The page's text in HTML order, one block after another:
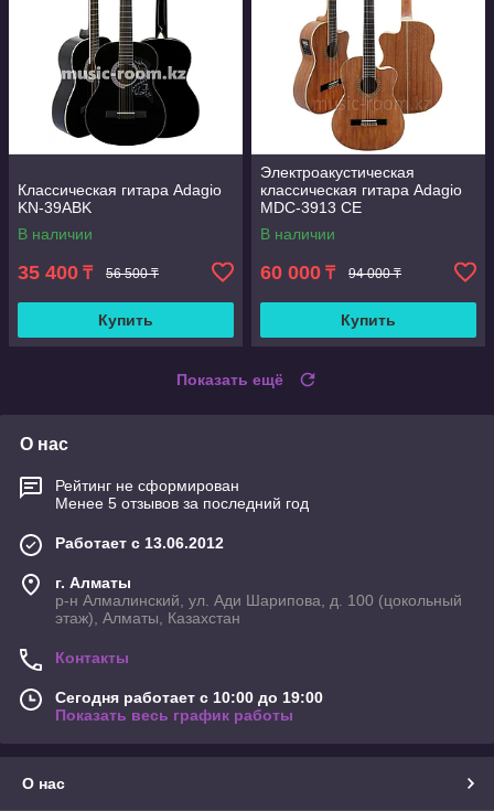
Классическая гитара Adagio
KN-39ABK
В наличии
35 400 ₸ 56 500 ₸
Купить
Электроакустическая
классическая гитара Adagio
MDC-3913 CЕ
В наличии
60 000 ₸ 94 000 ₸
Купить
Показать ещё
О нас
Рейтинг не сформирован
Менее 5 отзывов за последний год
Работает с 13.06.2012
г. Алматы
р-н Алмалинский, ул. Ади Шарипова, д. 100 (цокольный
этаж), Алматы, Казахстан
Контакты
Сегодня работает с 10:00 до 19:00
Показать весь график работы
О нас